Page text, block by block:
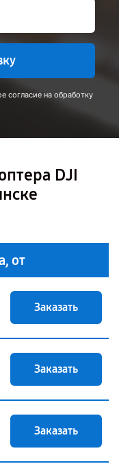
согласие на обработку
DJI
от
Заказать
Заказать
Заказать